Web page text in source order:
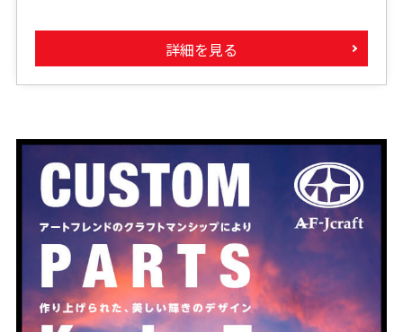
詳細を見る